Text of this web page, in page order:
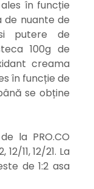
ales în funcție
de nuante de
si putere de
100g de
creama
în funcție de
se obține
la PRO.CO
11, 12/21. La
de 1:2 asa